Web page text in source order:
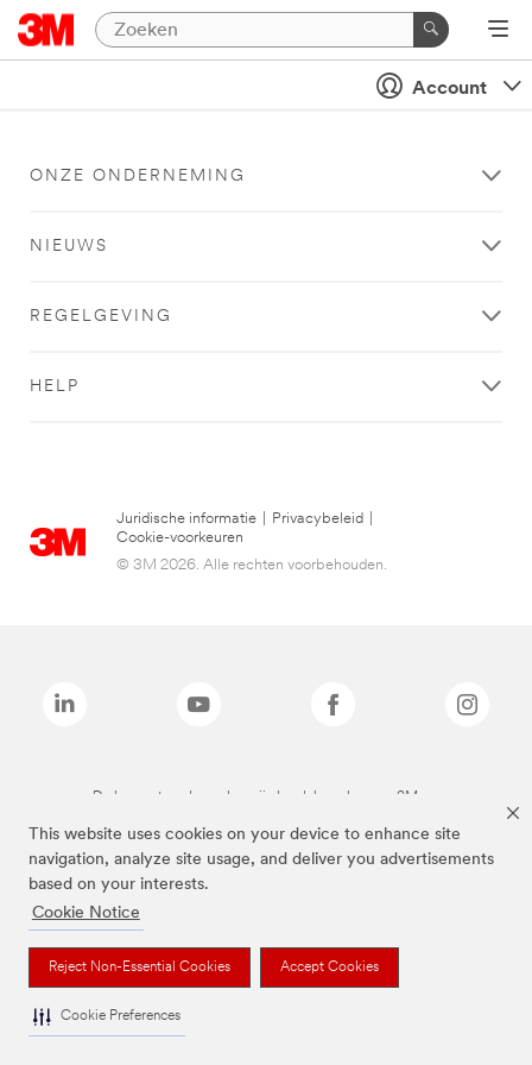
This website uses cookies on your device to enhance site
navigation, analyze site usage, and deliver you advertisements
based on your interests.
Cookie Notice
Reject Non-Essential Cookies Accept Cookies
Cookie Preferences
Account
ONZE ONDERNEMING
NIEUWS
REGELGEVING
HELP
Juridische informatie Privacybeleid
Cookie-voorkeuren
© 3M 2026. Alle rechten voorbehouden.
De bovenstaande merken zijn handelsmerken van 3M.we